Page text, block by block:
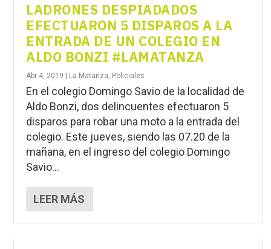
LADRONES DESPIADADOS
EFECTUARON 5 DISPAROS A LA
ENTRADA DE UN COLEGIO EN
ALDO BONZI #LAMATANZA
Abr 4, 2019 La Matanza, Policiales
En el colegio Domingo Savio de la localidad de
Aldo Bonzi, dos delincuentes efectuaron 5
disparos para robar una moto a la entrada del
colegio. Este jueves, siendo las 07.20 de la
mañana, en el ingreso del colegio Domingo
Savio...
LEER MÁS